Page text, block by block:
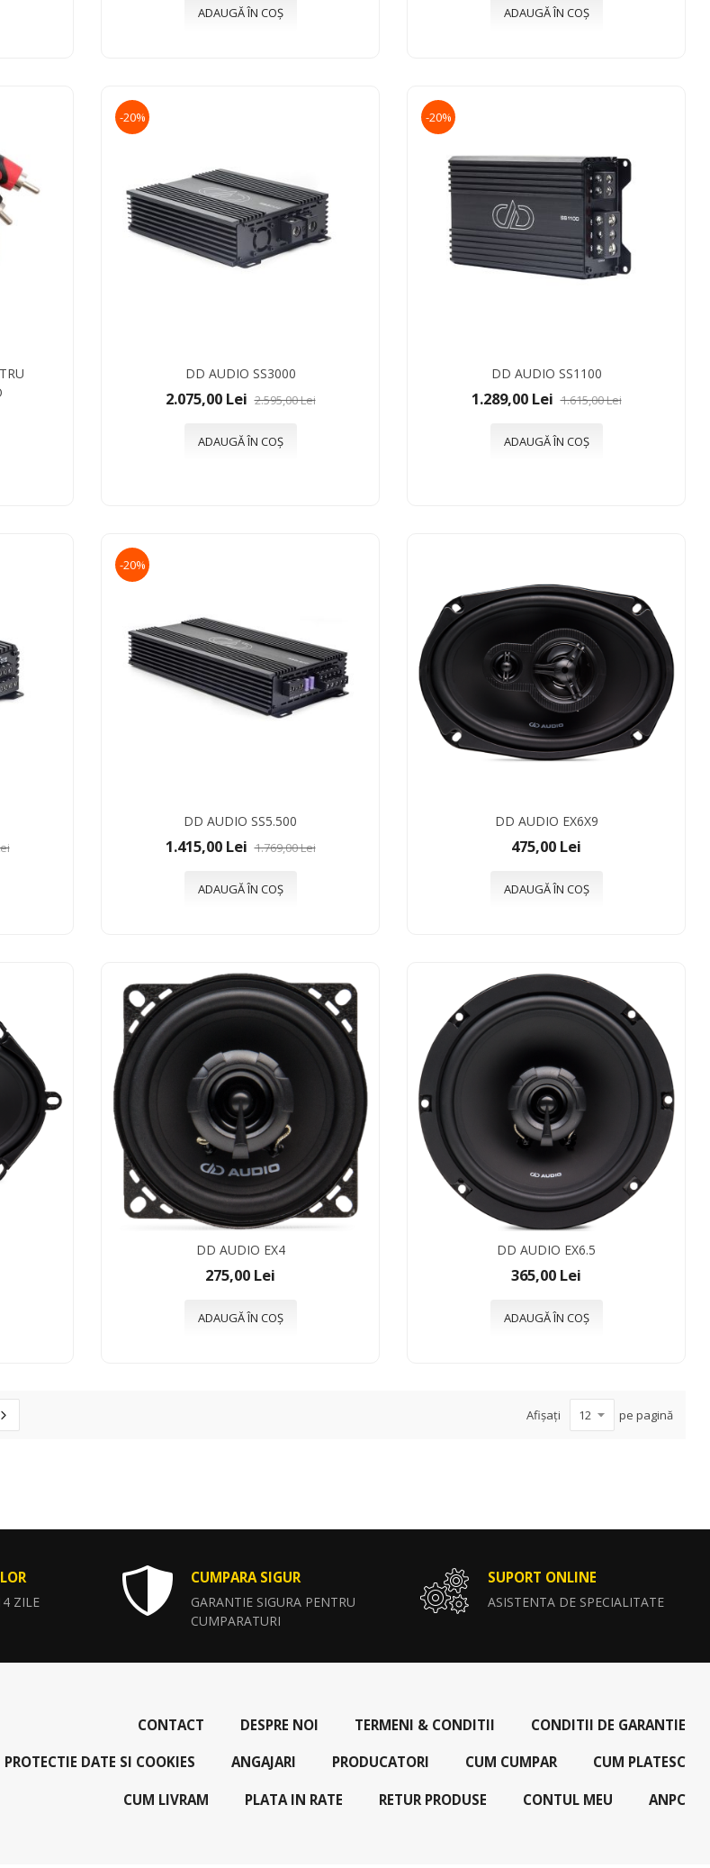
ADAUGĂ ÎN COȘ ADAUGĂ ÎN COȘ
-20%
DD AUDIO SS3000
2.075,00 Lei 2.595,00 Lei
ADAUGĂ ÎN COȘ
-20%
DD AUDIO SS1100
1.289,00 Lei 1.615,00 Lei
ADAUGĂ ÎN COȘ
-20%
DD AUDIO SS5.500
1.415,00 Lei 1.769,00 Lei
ADAUGĂ ÎN COȘ
DD AUDIO EX6X9
475,00 Lei
ADAUGĂ ÎN COȘ
DD AUDIO EX4
275,00 Lei
ADAUGĂ ÎN COȘ
DD AUDIO EX6.5
365,00 Lei
ADAUGĂ ÎN COȘ
Afișați pe pagină
ZILE
CUMPARA SIGUR
GARANTIE SIGURA PENTRU
CUMPARATURI
SUPORT ONLINE
ASISTENTA DE SPECIALITATE
CONTACT DESPRE NOI TERMENI & CONDITII CONDITII DE GARANTIE
PROTECTIE DATE SI COOKIES ANGAJARI PRODUCATORI CUM CUMPAR CUM PLATESC
CUM LIVRAM PLATA IN RATE RETUR PRODUSE CONTUL MEU ANPC